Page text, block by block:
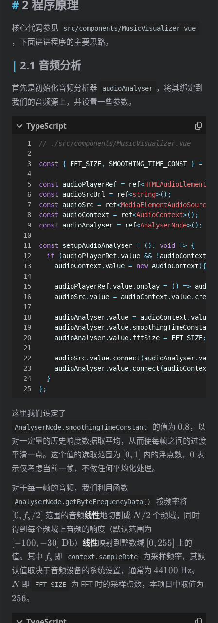
2 程序原理
核心代码参见 src/components/MusicVisualizer.vue
，下面讲讲程序的主要思路。
2.1 音频分析
首先是初始化音频分析器 audioAnalyser
，将其绑定到
我们的音频源上，并设置一些参数。
const { FFT_SIZE, SMOOTHING_TIME_CONST } =
const audioPlayerRef = ref<HTMLAudioElement
const
audioSrcUrl = ref<string>();
const
audioSrc = ref<
const
audioContext = ref<AudioContext>();
const
audioAnalyser = ref<AnalyserNode>();
const setupAudioAnalyser = () : void => {
if
(audioPlayerRef.value && ! audioContext
audioContext .value = new AudioContext ({
audioPlayerRef.value. onplay = () =>
audioSrc.value = audioContext .value.
audioAnalyser.value = audioContext .value
audioAnalyser.value. smoothingTimeConstant
audioAnalyser.value. fftSize = FFT_SIZE;
audioSrc.value. connect (audioAnalyser.value
audioAnalyser.value. connect (audioContext
}
};
这里我们设定了
AnalyserNode.smoothingTimeConstant 的值为 0.8
0.8，以
对一定量的历史响度数据取平均，从而使每帧之间的过渡
平滑一点。这个值的选取范围为 [0,1]
[0, 1] 内的浮点数，0
0 表
示仅考虑当前一帧，不做任何平均化处理。
对于每一帧的音频，我们利用函数
AnalyserNode.getByteFrequencyData() 按频率将[0,f_s/
[0, fs /2] 范围的音频线性地切割成N/2
N /2 个频域，同时
得到每个频域上音频的响度（默认范围为
\mathrm{Db}
[−100, −30] Db）线性映射到整数域 [0,255]
[0, 255] 上的
值。其中 f_s
fs 即 context.sampleRate
为采样频率，其默
认值取决于音频设备的系统设置，通常为 44100\
\mathrm{Hz}
44100 Hz。
N 即 FFT_SIZE 为 FFT 时的采样点数，本项目中取值为
256。